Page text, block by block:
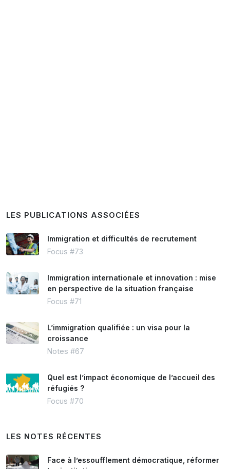
LES PUBLICATIONS ASSOCIÉES
Immigration et difficultés de recrutement
Focus #73
Immigration internationale et innovation : mise
en perspective de la situation française
Focus #71
L’immigration qualifiée : un visa pour la
croissance
Notes #67
Quel est l’impact économique de l’accueil des
réfugiés ?
Focus #70
LES NOTES RÉCENTES
Face à l’essoufflement démocratique, réformer